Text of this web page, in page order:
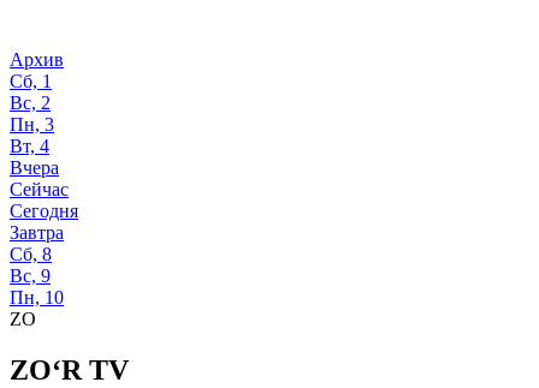
Архив
Сб, 1
Вс, 2
Пн, 3
Вт, 4
Вчера
Сейчас
Сегодня
Завтра
Сб, 8
Вс, 9
Пн, 10
ZO
ZO‘R TV